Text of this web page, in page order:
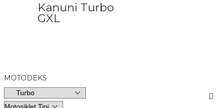
MOTODEKS
Kanuni Turbo
GXL